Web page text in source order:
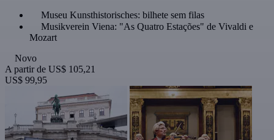
Museu Kunsthistorisches: bilhete sem filas
Musikverein Viena: "As Quatro Estações" de Vivaldi e
Mozart
Novo
A partir de US$ 105,21
US$ 99,95